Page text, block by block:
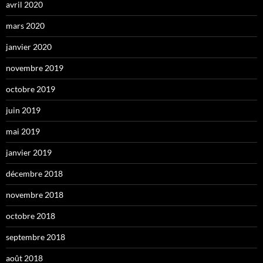
avril 2020
mars 2020
janvier 2020
novembre 2019
octobre 2019
juin 2019
mai 2019
janvier 2019
décembre 2018
novembre 2018
octobre 2018
septembre 2018
août 2018